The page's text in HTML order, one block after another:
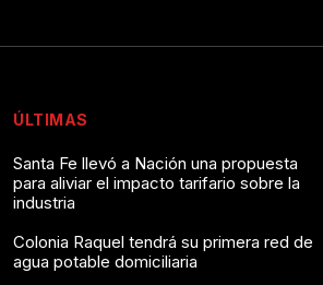
ÚLTIMAS
Santa Fe llevó a Nación una propuesta
para aliviar el impacto tarifario sobre la
industria
Colonia Raquel tendrá su primera red de
agua potable domiciliaria